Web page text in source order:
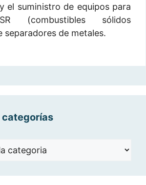
el suministro de equipos para
(combustibles sólidos
separadores de metales.